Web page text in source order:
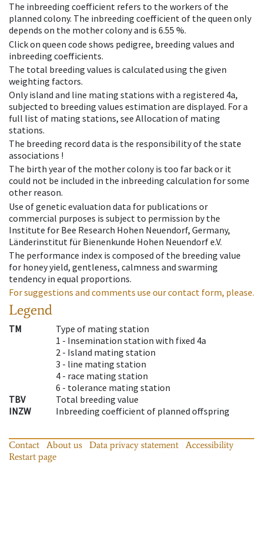
The inbreeding coefficient refers to the workers of the
planned colony. The inbreeding coefficient of the queen only
depends on the mother colony and is 6.55 %.
Click on queen code shows pedigree, breeding values and
inbreeding coefficients.
The total breeding values is calculated using the given
weighting factors.
Only island and line mating stations with a registered 4a,
subjected to breeding values estimation are displayed. For a
full list of mating stations, see Allocation of mating
stations.
The breeding record data is the responsibility of the state
associations !
The birth year of the mother colony is too far back or it
could not be included in the inbreeding calculation for some
other reason.
Use of genetic evaluation data for publications or
commercial purposes is subject to permission by the
Institute for Bee Research Hohen Neuendorf, Germany,
Länderinstitut für Bienenkunde Hohen Neuendorf e.V.
The performance index is composed of the breeding value
for honey yield, gentleness, calmness and swarming
tendency in equal proportions.
For suggestions and comments use our contact form, please.
Legend
TM
Type of mating station
1 - Insemination station with fixed 4a
2 - Island mating station
3 - line mating station
4 - race mating station
6 - tolerance mating station
TBV
Total breeding value
INZW
Inbreeding coefficient of planned offspring
Contact About us Data privacy statement
Accessibility
Restart page